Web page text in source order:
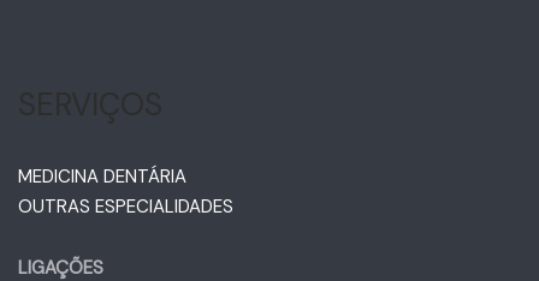
MEDICINA DENTÁRIA
OUTRAS ESPECIALIDADES
LIGAÇÕES